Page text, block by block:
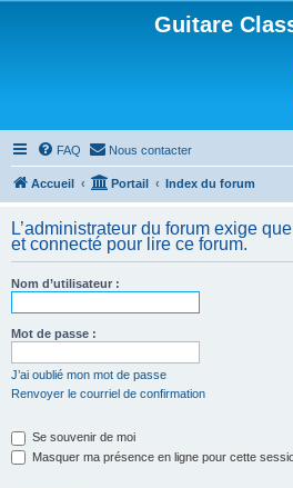
Guitare
FAQ Nous contacter
Accueil Portail Index du forum
L’administrateur du forum exige
et connecté pour lire ce forum.
Nom d’utilisateur :
Mot de passe :
J’ai oublié mon mot de passe
Renvoyer le courriel de confirmation
Se souvenir de moi
Masquer ma présence en ligne pour cette